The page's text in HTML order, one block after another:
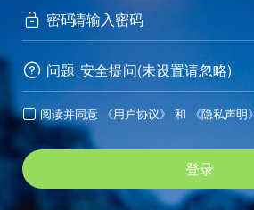
 密码
 问题 安全提问(未设置请忽略)
 阅读并同意 《用户协议》 和 《隐私声明》
登录